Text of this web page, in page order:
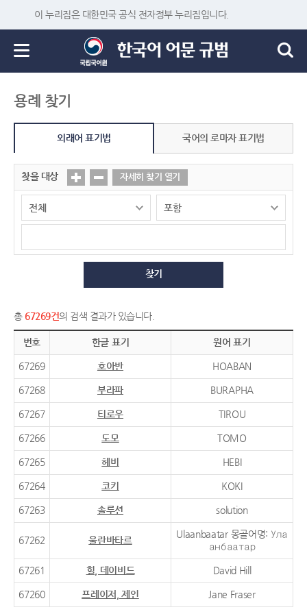
이 누리집은 대한민국 공식 전자정부 누리집입니다.
용례 찾기
외래어 표기법 국어의 로마자 표기법
찾을 대상 자세히 찾기 열기
찾기
총 67269건의 검색 결과가 있습니다.
번호 한글 표기 원어 표기
67269 호아반 HOABAN
67268 부라파 BURAPHA
67267 티로우 TIROU
67266 도모 TOMO
67265 헤비 HEBI
67264 코키 KOKI
67263 솔루션 solution
67262 울란바타르
Ulaanbaatar 몽골어명: Ула
анбаатар
67261 힐, 데이비드 David Hill
67260 프레이저, 제인 Jane Fraser